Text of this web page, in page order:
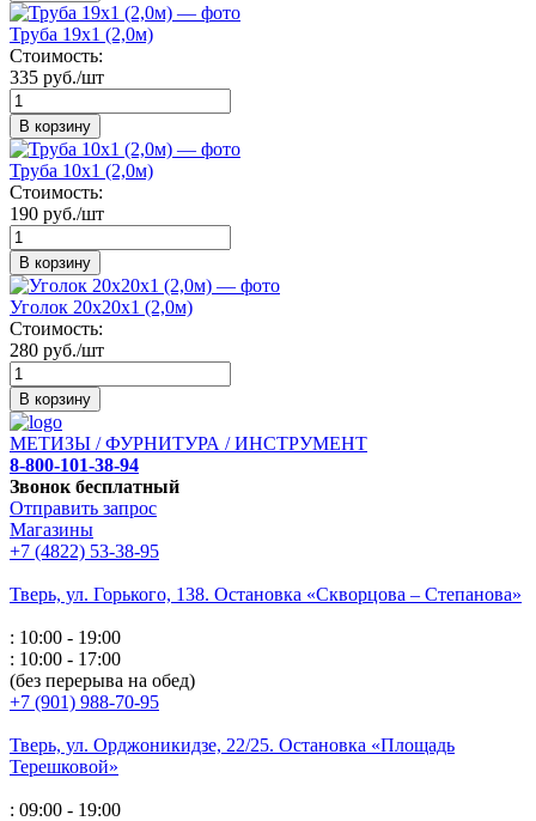
Труба 19х1 (2,0м)
Стоимость:
335 руб./шт
В корзину
Труба 10х1 (2,0м)
Стоимость:
190 руб./шт
В корзину
Уголок 20х20х1 (2,0м)
Стоимость:
280 руб./шт
В корзину
МЕТИЗЫ / ФУРНИТУРА / ИНСТРУМЕНТ
8-800-101-38-94
Звонок бесплатный
Отправить запрос
Магазины
+7 (4822) 53-38-95
Тверь, ул. Горького, 138. Остановка «Скворцова – Степанова»
: 10:00 - 19:00
: 10:00 - 17:00
(без перерыва на обед)
+7 (901) 988-70-95
Тверь, ул. Орджоникидзе, 22/25. Остановка «Площадь
Терешковой»
: 09:00 - 19:00